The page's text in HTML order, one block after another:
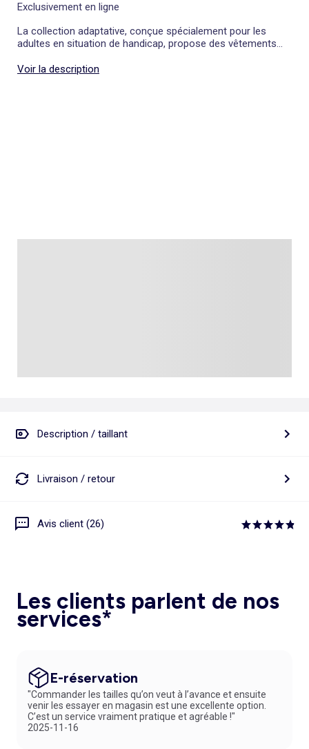
Exclusivement en ligne
La collection adaptative, conçue spécialement pour les
adultes en situation de handicap, propose des vêtements
Voir la description
Description / taillant
Livraison / retour
Avis client (26)
Les clients parlent de nos
services*
E-réservation
"Commander les tailles qu’on veut à l’avance et ensuite
venir les essayer en magasin est une excellente option.
C’est un service vraiment pratique et agréable !"
2025-11-16